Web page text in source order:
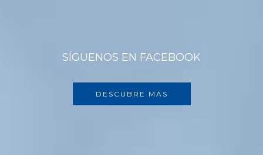
SÍGUENOS EN FACEBOOK
DESCUBRE MÁS